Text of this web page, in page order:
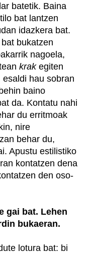
batetik. Baina
bat lantzen
idazkera bat.
bukatzen
nagoela,
krakegiten
hau sobran
baino
da. Kontatu nahi
du erritmoak
nire
behar du,
Apustu estilistiko
kontatzen dena
den oso-
gai bat. Lehen
bukaeran.
lotura bat: bi